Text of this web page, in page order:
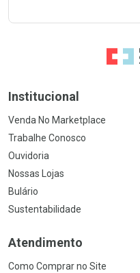
Ir para
Institucional
Venda No Marketplace
Trabalhe Conosco
Ouvidoria
Nossas Lojas
Bulário
Sustentabilidade
Atendimento
Como Comprar no Site